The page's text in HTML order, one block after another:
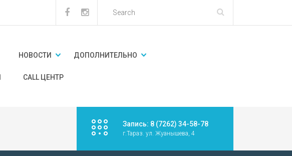
НОВОСТИ ДОПОЛНИТЕЛЬНО
CALL ЦЕНТР
Запись: 8 (7262) 34-58-78
г.Тараз. ул. Жуанышева, 4